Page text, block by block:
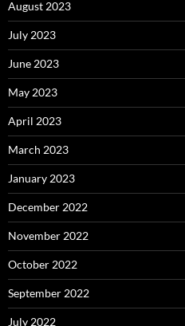
August 2023
July 2023
June 2023
May 2023
April 2023
March 2023
January 2023
December 2022
November 2022
October 2022
September 2022
July 2022